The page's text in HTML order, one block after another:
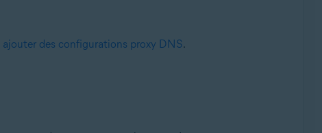
ajouter des configurations proxy DNS.